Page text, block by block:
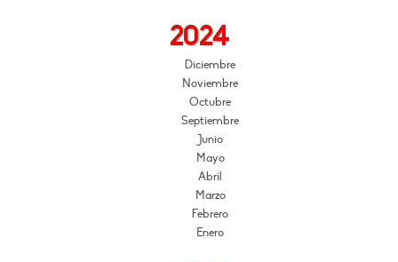
2024
Diciembre
Noviembre
Octubre
Septiembre
Junio
Mayo
Abril
Marzo
Febrero
Enero